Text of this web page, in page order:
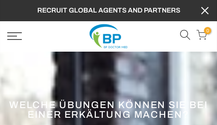
RECRUIT GLOBAL AGENTS AND PARTNERS
0
WELCHE ÜBUNGEN KÖNNEN SIE BEI
EINER ERKÄLTUNG MACHEN?